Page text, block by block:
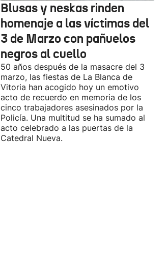
Blusas y neskas rinden
homenaje a las víctimas del
3 de Marzo con pañuelos
negros al cuello
50 años después de la masacre del 3
marzo, las fiestas de La Blanca de
Vitoria han acogido hoy un emotivo
acto de recuerdo en memoria de los
cinco trabajadores asesinados por la
Policía. Una multitud se ha sumado al
acto celebrado a las puertas de la
Catedral Nueva.